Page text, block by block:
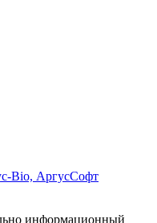
Bio, АргусСофт
информационный